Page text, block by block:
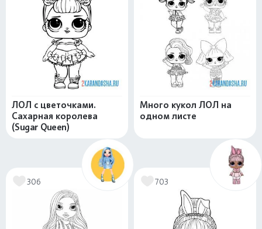
ЛОЛ с цветочками.
Сахарная королева
(Sugar Queen)
Много кукол ЛОЛ на
одном листе
306 703